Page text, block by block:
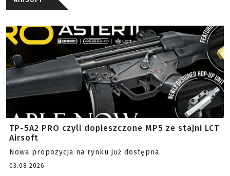
TP-5A2 PRO czyli dopieszczone MP5 ze stajni LCT
Airsoft
Nowa propozycja na rynku już dostępna.
03.08.2026